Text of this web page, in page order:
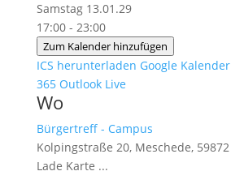
Samstag 13.01.29
17:00 - 23:00
Zum Kalender hinzufügen
ICS herunterladen Google Kalender
365 Outlook Live
Wo
Bürgertreff - Campus
Kolpingstraße 20, Meschede, 59872
Lade Karte ...